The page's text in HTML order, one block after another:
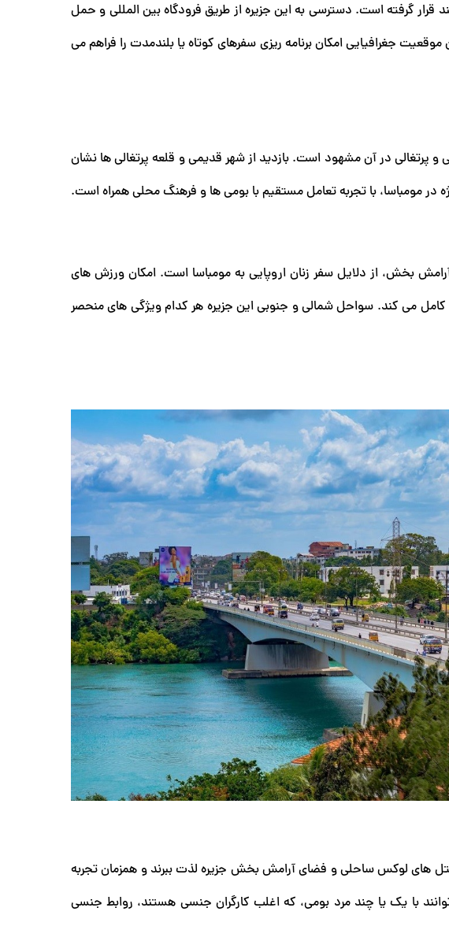
گرفته است. دسترسی به این جزیره از طریق فرودگاه بین المللی و حمل
جغرافیایی امکان برنامه ریزی سفرهای کوتاه یا بلندمدت را فراهم می
و پرتغالی در آن مشهود است. بازدید از شهر قدیمی و قلعه پرتغالی ها نشان
در مومباسا، با تجربه تعامل مستقیم با بومی ها و فرهنگ محلی همراه است.
بخش، از دلایل سفر زنان اروپایی به مومباسا است. امکان ورزش های
کامل می کند. سواحل شمالی و جنوبی این جزیره هر کدام ویژگی های منحصر
های لوکس ساحلی و فضای آرامش بخش جزیره لذت ببرند و همزمان تجربه
با یک یا چند مرد بومی، که اغلب کارگران جنسی هستند، روابط جنسی